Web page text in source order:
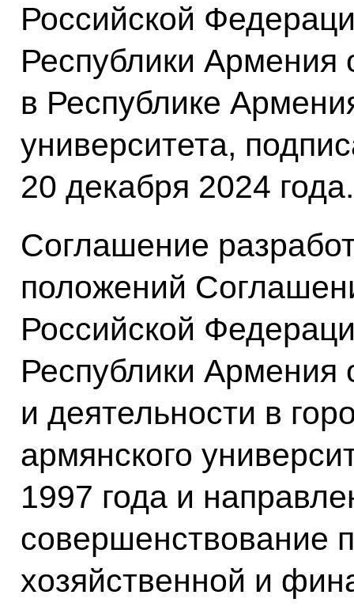
Российской
Республики Армения
в Республике
университета,
20 декабря 2024 года.
Соглашение
положений
Российской
Республики Армения
и деятельности в
армянского
1997 года и
совершенствование
хозяйственной и